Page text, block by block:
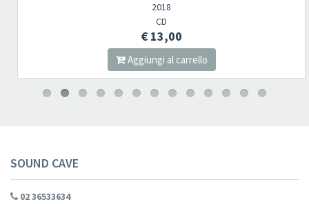
2018
CD
€ 13,00
Aggiungi al carrello
SOUND CAVE
02 36533634